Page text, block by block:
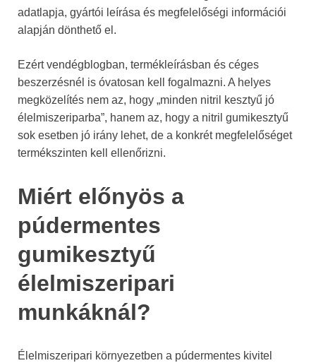
adatlapja, gyártói leírása és megfelelőségi információi
alapján dönthető el.
Ezért vendégblogban, termékleírásban és céges
beszerzésnél is óvatosan kell fogalmazni. A helyes
megközelítés nem az, hogy „minden nitril kesztyű jó
élelmiszeriparba”, hanem az, hogy a nitril gumikesztyű
sok esetben jó irány lehet, de a konkrét megfelelőséget
termékszinten kell ellenőrizni.
Miért előnyös a
púdermentes
gumikesztyű
élelmiszeripari
munkáknál?
Élelmiszeripari környezetben a púdermentes kivitel